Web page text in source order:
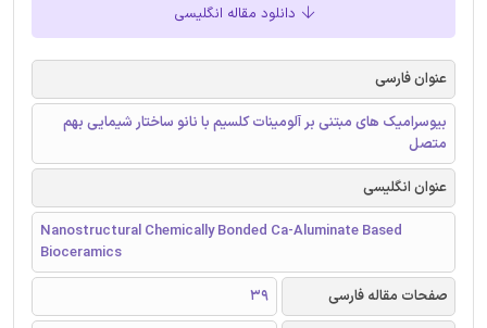
دانلود مقاله انگلیسی
عنوان فارسی
بیوسرامیک های مبتنی بر آلومینات کلسیم با نانو ساختار شیمایی بهم
متصل
عنوان انگلیسی
Nanostructural Chemically Bonded Ca-Aluminate Based
Bioceramics
صفحات مقاله فارسی
39